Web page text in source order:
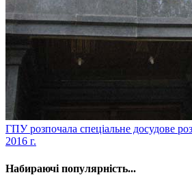
​ГПУ розпочала спеціальне досудове
2016 г.
Набираючі популярність...